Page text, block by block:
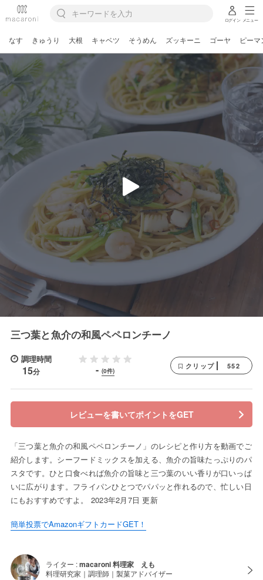
ログイン メニュー
なす きゅうり 大根 キャベツ そうめん ズッキーニ ゴーヤ ピーマ
三つ葉と魚介の和風ペペロンチーノ
調理時間
15分 - (0件)
クリップ 552
レビューを書いてポイントをGET
「三つ葉と魚介の和風ペペロンチーノ」のレシピと作り方を動画でご
紹介します。シーフードミックスを加える、魚介の旨味たっぷりのパ
スタです。ひと口食べれば魚介の旨味と三つ葉のいい香りが口いっぱ
いに広がります。フライパンひとつでパパッと作れるので、忙しい日
にもおすすめですよ。 2023年2月7日 更新
簡単投票でAmazonギフトカードGET！
ライター :macaroni 料理家 えも
料理研究家｜調理師｜製菓アドバイザー